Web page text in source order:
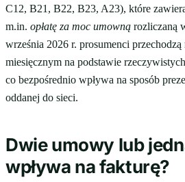
C12, B21, B22, B23, A23), które
m.in. opłatę za moc umowną rozliczaną
września 2026 r. prosumenci
miesięcznym na podstawie
co bezpośrednio wpływa na sposób
oddanej do sieci.
Dwie umowy lub
wpływa na fakturę?